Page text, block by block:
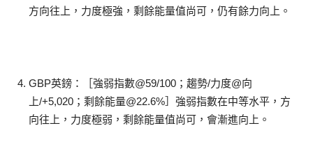
方向往上，力度極強，剩餘能量值尚可，仍有餘力向上。
GBP英鎊：［強弱指數@59/100；趨勢/力度@向
上/+5,020；剩餘能量@22.6%］強弱指數在中等水平，方
向往上，力度極弱，剩餘能量值尚可，會漸進向上。